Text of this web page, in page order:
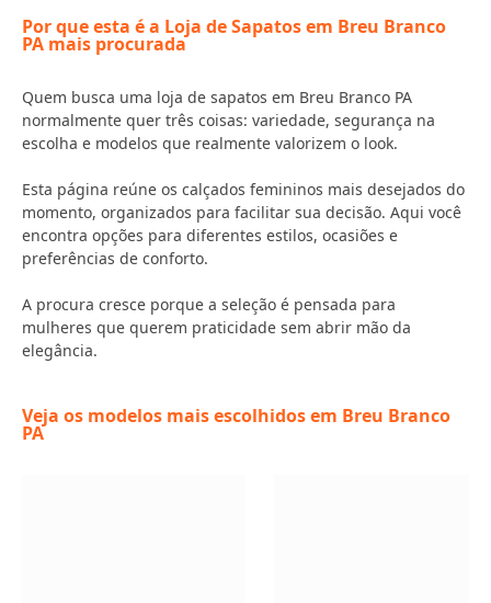
Por que esta é a Loja de Sapatos em Breu Branco
PA mais procurada
Quem busca uma loja de sapatos em Breu Branco PA
normalmente quer três coisas: variedade, segurança na
escolha e modelos que realmente valorizem o look.
Esta página reúne os calçados femininos mais desejados do
momento, organizados para facilitar sua decisão. Aqui você
encontra opções para diferentes estilos, ocasiões e
preferências de conforto.
A procura cresce porque a seleção é pensada para
mulheres que querem praticidade sem abrir mão da
elegância.
Veja os modelos mais escolhidos em Breu Branco
PA